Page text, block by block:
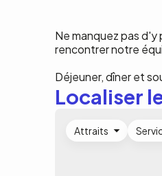
Ne manquez pas d'y
rencontrer notre
Déjeuner, dîner et
Localiser
Attraits